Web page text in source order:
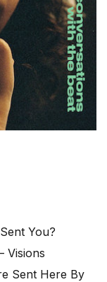
You?
Visions
Sent Here By